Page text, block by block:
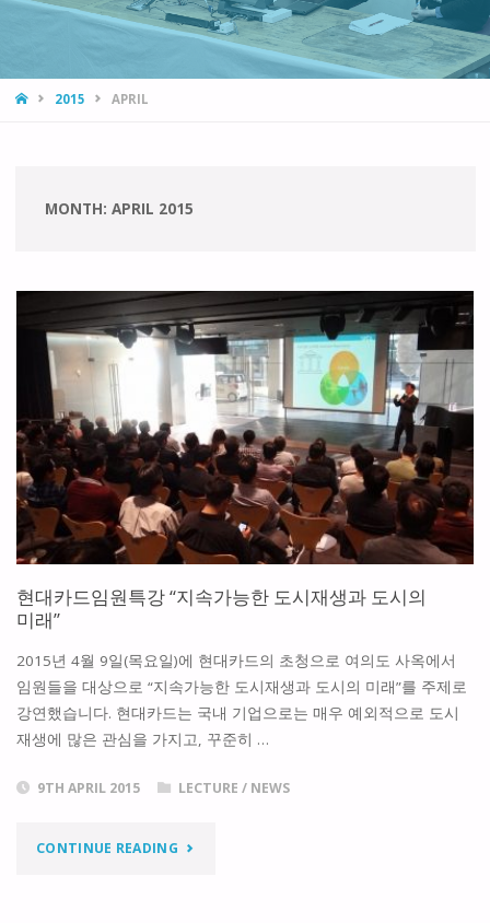
HOME2015 APRIL
MONTH: APRIL 2015
현대카드임원특강 “지속가능한 도시재생과 도시의
미래”
2015년 4월 9일(목요일)에 현대카드의 초청으로 여의도 사옥에서
임원들을 대상으로 “지속가능한 도시재생과 도시의 미래”를 주제로
강연했습니다. 현대카드는 국내 기업으로는 매우 예외적으로 도시
재생에 많은 관심을 가지고, 꾸준히 …
9TH APRIL 2015 LECTURE / NEWS
CONTINUE READING"현